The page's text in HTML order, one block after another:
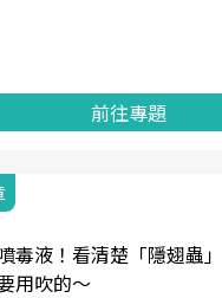
前往專題
毒液！看清楚「隱翅蟲
用吹的～